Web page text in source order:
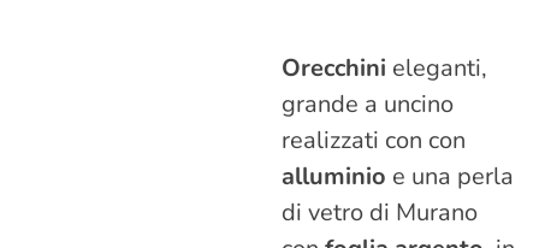
Orecchini eleganti,
grande a uncino
realizzati con con
alluminio e una perla
di vetro di Murano